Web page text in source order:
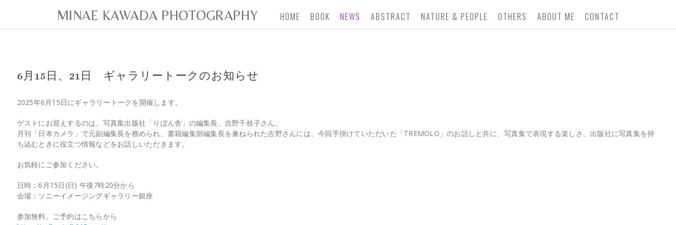
MINAE KAWADA PHOTOGRAPHY HOME BOOK NEWS ABSTRACT NATURE & PEOPLE OTHERS ABOUT ME CONTACT
6月15日、21日 ギャラリートークのお知らせ
2025年6月15日にギャラリートークを開催します。
ゲストにお迎えするのは、写真集出版社「りぼん舎」の編集長、吉野千枝子さん。
月刊「日本カメラ」で元副編集長を務められ、書籍編集部編集長を兼ねられた吉野さんには、今回手掛けていただいた「TREMOLO」のお話しと共に、写真集で表現する楽しさ、出版社に写真集を持
ち込むときに役立つ情報などをお話しいただきます。
お気軽にご参加ください。
日時：6月15日(日) 午後7時20分から
会場：ソニーイメージングギャラリー銀座
参加無料。ご予約はこちらから